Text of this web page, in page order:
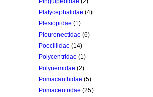
Platycephalidae (4)
Plesiopidae (1)
Pleuronectidae (6)
Poeciliidae (14)
Polycentridae (1)
Polynemidae (2)
Pomacanthidae (5)
Pomacentridae (25)